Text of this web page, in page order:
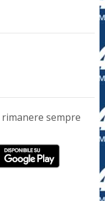
rimanere sempre